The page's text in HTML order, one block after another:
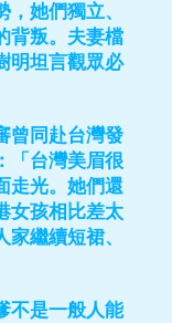
她們獨立、
背叛。夫妻檔
明坦言觀眾必
曾同赴台灣發
「台灣美眉很
走光。她們還
女孩相比差太
繼續短裙、
不是一般人能